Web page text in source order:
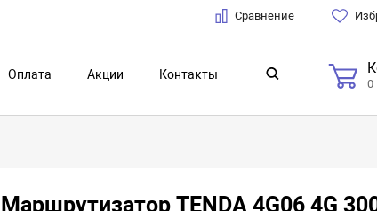
Сравнение
Оплата Акции Контакты
0
Маршрутизатор TENDA 4G06 4G